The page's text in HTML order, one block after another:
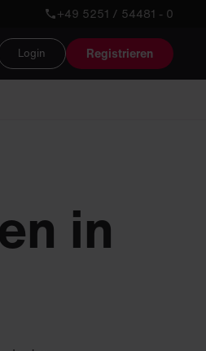
+49 5251 / 54481 - 0
Login Registrieren
in